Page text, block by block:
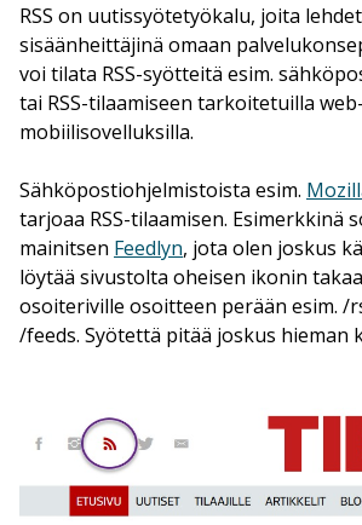
RSS on uutissyötetyökalu, joita
sisäänheittäjinä omaan
voi tilata RSS-syötteitä esim.
tai RSS-tilaamiseen tarkoitetuilla
mobiilisovelluksilla.
Sähköpostiohjelmistoista esim.
tarjoaa RSS-tilaamisen. Esimerkkinä
mainitsen Feedlyn, jota olen joskus
löytää sivustolta oheisen ikonin
osoiteriville osoitteen perään esim. /
/feeds. Syötettä pitää joskus hieman